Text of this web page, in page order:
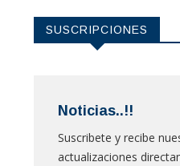
SUSCRIPCIONES
Noticias..!!
Suscribete y recibe
actualizaciones